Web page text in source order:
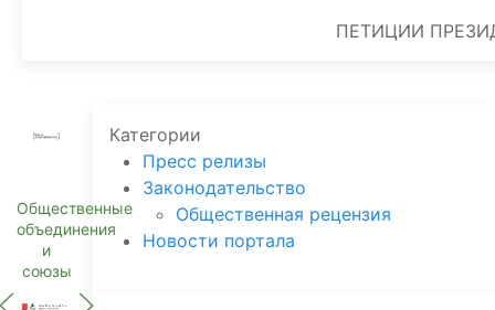
ПЕТИЦИИ
Категории
Пресс релизы
Законодательство
Общественная рецензия
Новости портала
Общественные
объединения
и
союзы